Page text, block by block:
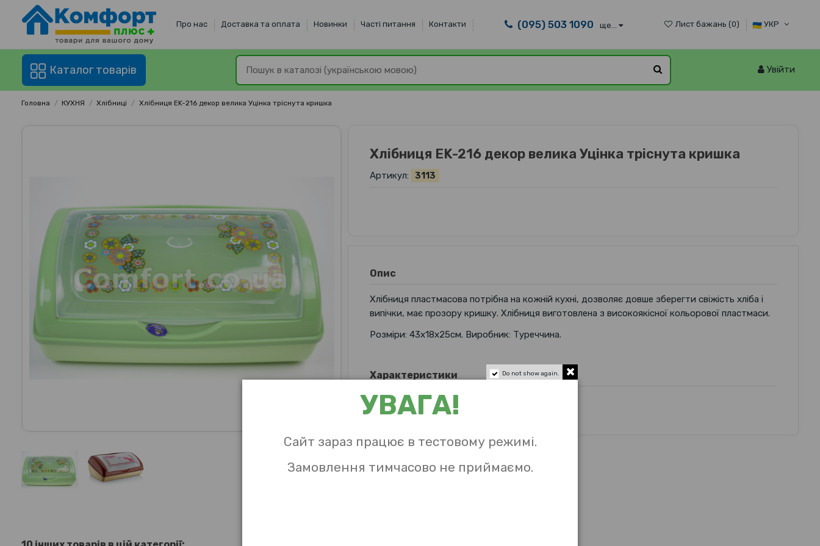
Про нас Доставка та оплата Новинки Часті питання Контакти (095) 503 1090 ще... Лист бажань (0) УКР
Каталог товарів Увійти
Головна КУХНЯ Хлібниці Хлібниця EK-216 декор велика Уцінка тріснута кришка
Хлібниця EK-216 декор велика Уцінка тріснута кришка
Артикул: 3113
Опис
Хлібниця пластмасова потрібна на кожній кухні, дозволяє довше зберегти свіжість хліба і
випічки, має прозору кришку. Хлібниця виготовлена з високоякісної кольорової пластмаси.
Розміри: 43х18х25см. Виробник: Туреччина.
Характеристики Do not show again.
УВАГА!
Сайт зараз працює в тестовому режимі.
Замовлення тимчасово не приймаємо.